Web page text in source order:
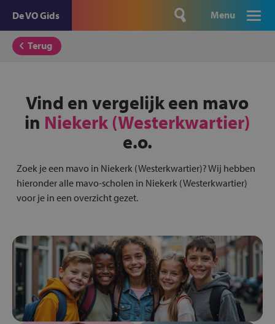
De VO Gids Menu
Terug
Vind en vergelijk een mavo
in Niekerk (Westerkwartier)
e.o.
Zoek je een mavo in Niekerk (Westerkwartier)? Wij hebben
hieronder alle mavo-scholen in Niekerk (Westerkwartier)
voor je in een overzicht gezet.